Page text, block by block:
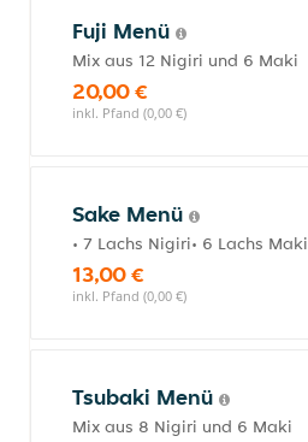
Fuji Menü
Mix aus 12 Nigiri und 6 Maki
20,00 €
inkl. Pfand (0,00 €)
Sake Menü
• 7 Lachs Nigiri• 6 Lachs Maki
13,00 €
inkl. Pfand (0,00 €)
Tsubaki Menü
Mix aus 8 Nigiri und 6 Maki